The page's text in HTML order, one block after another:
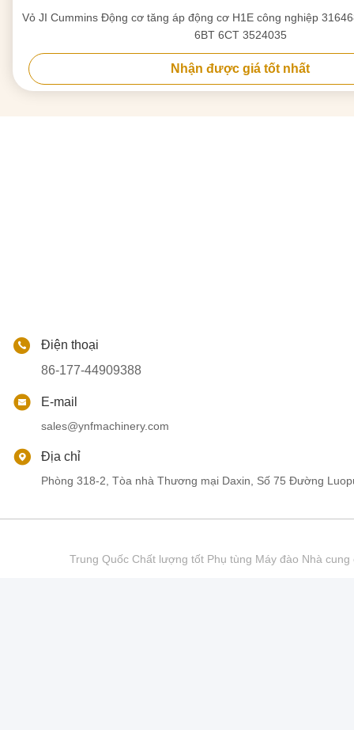
Vỏ JI Cummins Động cơ tăng áp động cơ H1E công nghiệp
6BT 6CT 3524035
Nhận được giá tốt nhất
Điện thoại
86-177-44909388
E-mail
sales@ynfmachinery.com
Địa chỉ
Phòng 318-2, Tòa nhà Thương mại Daxin, Số 75 Đường
Trung Quốc Chất lượng tốt Phụ tùng Máy đào Nhà